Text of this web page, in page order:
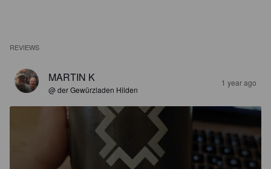
REVIEWS
MARTIN K
@ der Gewürzladen Hilden
1 year ago